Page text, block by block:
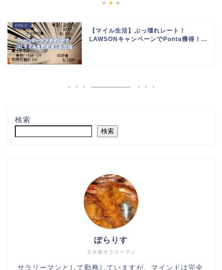
【マイル生活】ぶっ壊れレート！
LAWSONキャンペーンでPonta獲得！...
検索
検索
主夫兼サラリーマン
ぽらりす
サラリーマンとして勤務していますが、マインドは完全